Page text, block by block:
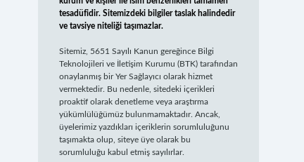
tesadüfidir. Sitemizdeki bilgiler taslak halindedir
ve tavsiye niteliği taşımazlar.
Sitemiz, 5651 Sayılı Kanun gereğince Bilgi
Teknolojileri ve İletişim Kurumu (BTK) tarafından
onaylanmış bir Yer Sağlayıcı olarak hizmet
vermektedir. Bu nedenle, sitedeki içerikleri
proaktif olarak denetleme veya araştırma
yükümlülüğümüz bulunmamaktadır. Ancak,
üyelerimiz yazdıkları içeriklerin sorumluluğunu
taşımakta olup, siteye üye olarak bu
sorumluluğu kabul etmiş sayılırlar.